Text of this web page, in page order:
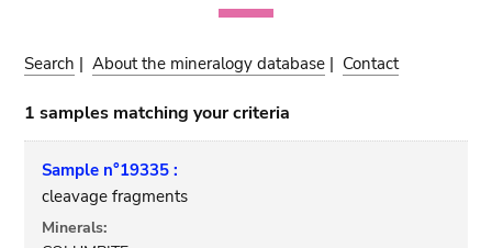
Search |About the mineralogy database | Contact
1 samples matching your criteria
Sample n°19335 :
cleavage fragments
Minerals: